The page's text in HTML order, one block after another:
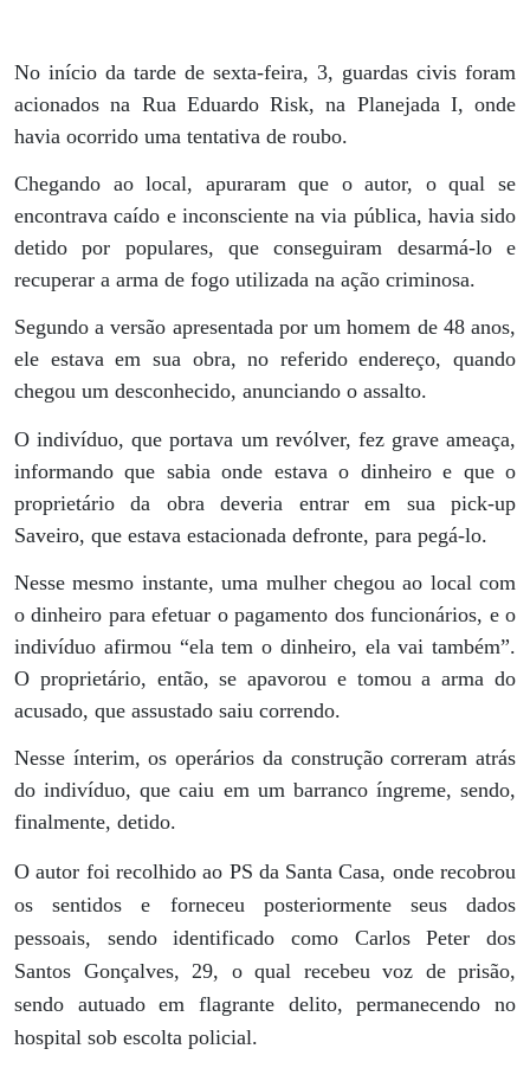
No início da tarde de sexta-feira, 3, guardas civis foram
acionados na Rua Eduardo Risk, na Planejada I, onde
havia ocorrido uma tentativa de roubo.
Chegando ao local, apuraram que o autor, o qual se
encontrava caído e inconsciente na via pública, havia sido
detido por populares, que conseguiram desarmá-lo e
recuperar a arma de fogo utilizada na ação criminosa.
Segundo a versão apresentada por um homem de 48 anos,
ele estava em sua obra, no referido endereço, quando
chegou um desconhecido, anunciando o assalto.
O indivíduo, que portava um revólver, fez grave ameaça,
informando que sabia onde estava o dinheiro e que o
proprietário da obra deveria entrar em sua pick-up
Saveiro, que estava estacionada defronte, para pegá-lo.
Nesse mesmo instante, uma mulher chegou ao local com
o dinheiro para efetuar o pagamento dos funcionários, e o
indivíduo afirmou “ela tem o dinheiro, ela vai também”.
O proprietário, então, se apavorou e tomou a arma do
acusado, que assustado saiu correndo.
Nesse ínterim, os operários da construção correram atrás
do indivíduo, que caiu em um barranco íngreme, sendo,
finalmente, detido.
O autor foi recolhido ao PS da Santa Casa, onde recobrou
os sentidos e forneceu posteriormente seus dados
pessoais, sendo identificado como Carlos Peter dos
Santos Gonçalves, 29, o qual recebeu voz de prisão,
sendo autuado em flagrante delito, permanecendo no
hospital sob escolta policial.